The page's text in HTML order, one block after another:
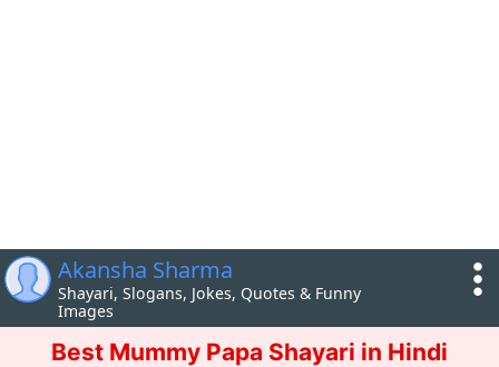
Akansha Sharma
Shayari, Slogans, Jokes, Quotes & Funny
Images
Best Mummy Papa Shayari in Hindi